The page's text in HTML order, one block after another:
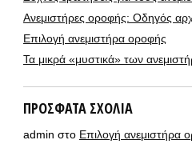
Ανεμιστήρες οροφής: Οδηγός
Επιλογή ανεμιστήρα οροφής
Τα μικρά «μυστικά» των
ΠΡΌΣΦΑΤΑ ΣΧΌΛΙΑ
admin στο Επιλογή ανεμιστήρα